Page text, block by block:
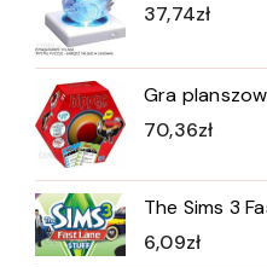
37,74zł
Gra
70,36zł
The Sims 3
6,09zł